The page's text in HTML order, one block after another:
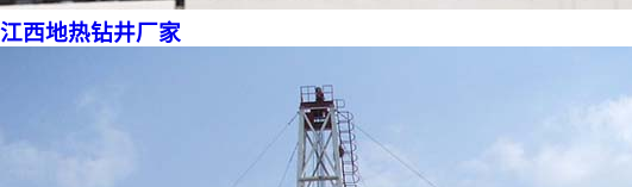
江西地热钻井厂家